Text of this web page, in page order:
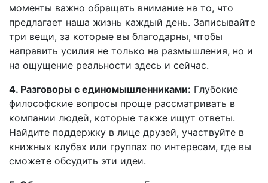
моменты важно обращать внимание на то, что
предлагает наша жизнь каждый день. Записывайте
три вещи, за которые вы благодарны, чтобы
направить усилия не только на размышления, но и
на ощущение реальности здесь и сейчас.
4. Разговоры с единомышленниками: Глубокие
философские вопросы проще рассматривать в
компании людей, которые также ищут ответы.
Найдите поддержку в лице друзей, участвуйте в
книжных клубах или группах по интересам, где вы
сможете обсудить эти идеи.